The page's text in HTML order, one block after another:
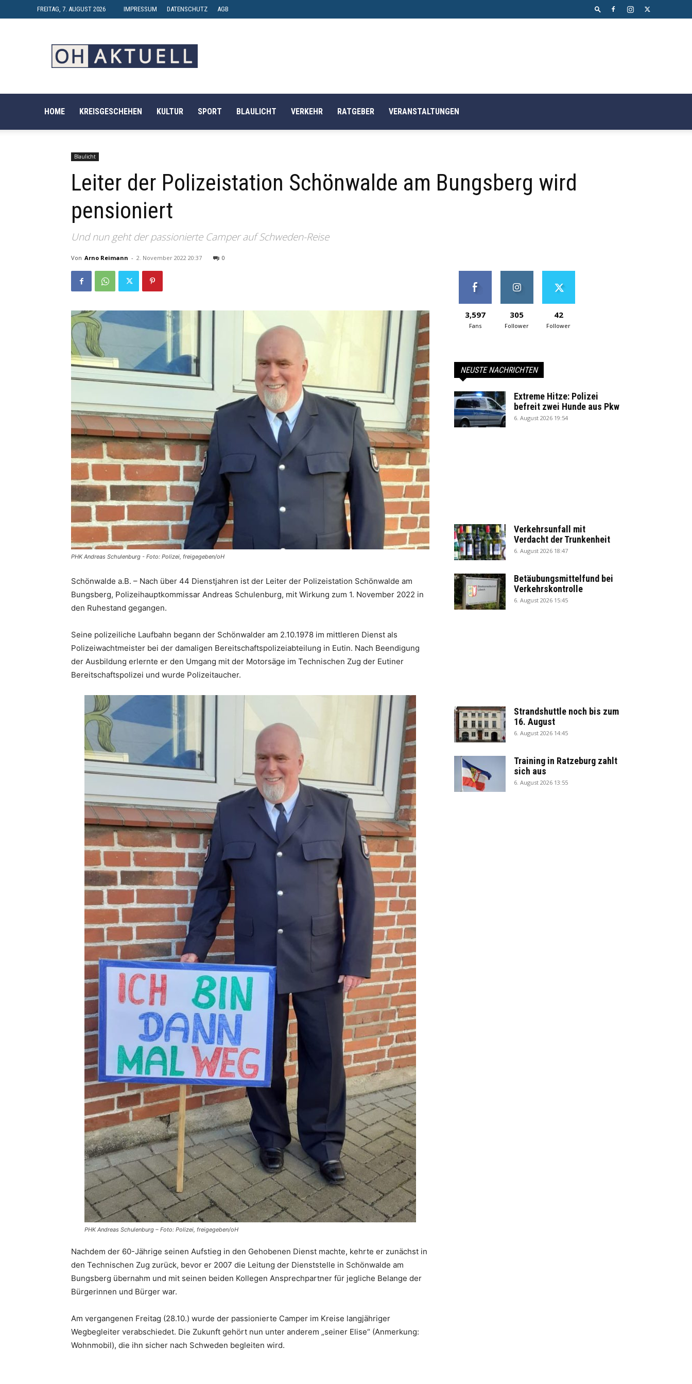
FREITAG, 7. AUGUST 2026 IMPRESSUM DATENSCHUTZ AGB
AKTUELL
HOME KREISGESCHEHEN KULTUR SPORT BLAULICHT VERKEHR RATGEBER VERANSTALTUNGEN
Blaulicht
Leiter der Polizeistation Schönwalde am Bungsberg wird
pensioniert
Und nun geht der passionierte Camper auf Schweden-Reise
Von Arno Reimann - 2. November 2022 20:37 0
PHK Andreas Schulenburg - Foto: Polizei, freigegeben/oH
Schönwalde a.B. – Nach über 44 Dienstjahren ist der Leiter der Polizeistation Schönwalde am
Bungsberg, Polizeihauptkommissar Andreas Schulenburg, mit Wirkung zum 1. November 2022 in
den Ruhestand gegangen.
Seine polizeiliche Laufbahn begann der Schönwalder am 2.10.1978 im mittleren Dienst als
Polizeiwachtmeister bei der damaligen Bereitschaftspolizeiabteilung in Eutin. Nach Beendigung
der Ausbildung erlernte er den Umgang mit der Motorsäge im Technischen Zug der Eutiner
Bereitschaftspolizei und wurde Polizeitaucher.
PHK Andreas Schulenburg – Foto: Polizei, freigegeben/oH
Nachdem der 60-Jährige seinen Aufstieg in den Gehobenen Dienst machte, kehrte er zunächst in
den Technischen Zug zurück, bevor er 2007 die Leitung der Dienststelle in Schönwalde am
Bungsberg übernahm und mit seinen beiden Kollegen Ansprechpartner für jegliche Belange der
Bürgerinnen und Bürger war.
Am vergangenen Freitag (28.10.) wurde der passionierte Camper im Kreise langjähriger
Wegbegleiter verabschiedet. Die Zukunft gehört nun unter anderem „seiner Elise“ (Anmerkung:
Wohnmobil), die ihn sicher nach Schweden begleiten wird.
3,597
Fans
305
Follower
42
Follower
NEUSTE NACHRICHTEN
Extreme Hitze: Polizei
befreit zwei Hunde aus Pkw
6. August 2026 19:54
Verkehrsunfall mit
Verdacht der Trunkenheit
6. August 2026 18:47
Betäubungsmittelfund bei
Verkehrskontrolle
6. August 2026 15:45
Strandshuttle noch bis zum
16. August
6. August 2026 14:45
Training in Ratzeburg zahlt
sich aus
6. August 2026 13:55